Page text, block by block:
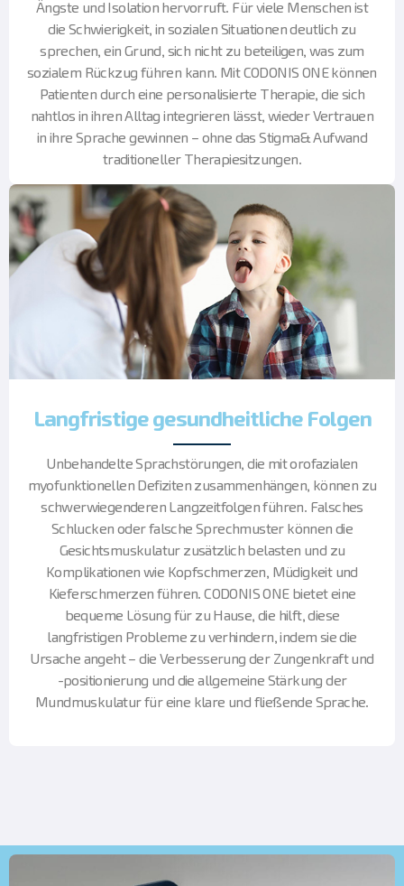
Ängste und Isolation hervorruft. Für viele Menschen ist
die Schwierigkeit, in sozialen Situationen deutlich zu
sprechen, ein Grund, sich nicht zu beteiligen, was zum
sozialem Rückzug führen kann. Mit CODONIS ONE können
Patienten durch eine personalisierte Therapie, die sich
nahtlos in ihren Alltag integrieren lässt, wieder Vertrauen
in ihre Sprache gewinnen – ohne das Stigma& Aufwand
traditioneller Therapiesitzungen.
Langfristige gesundheitliche Folgen
Unbehandelte Sprachstörungen, die mit orofazialen
myofunktionellen Defiziten zusammenhängen, können zu
schwerwiegenderen Langzeitfolgen führen. Falsches
Schlucken oder falsche Sprechmuster können die
Gesichtsmuskulatur zusätzlich belasten und zu
Komplikationen wie Kopfschmerzen, Müdigkeit und
Kieferschmerzen führen. CODONIS ONE bietet eine
bequeme Lösung für zu Hause, die hilft, diese
langfristigen Probleme zu verhindern, indem sie die
Ursache angeht – die Verbesserung der Zungenkraft und
-positionierung und die allgemeine Stärkung der
Mundmuskulatur für eine klare und fließende Sprache.